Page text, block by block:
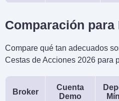
Comparación
Compare qué tan adecuados
Cestas de Acciones 2026 para
Broker
Cuenta
Demo